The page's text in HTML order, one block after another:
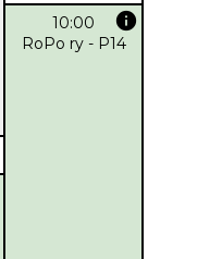
10:00 info
RoPo ry - P14